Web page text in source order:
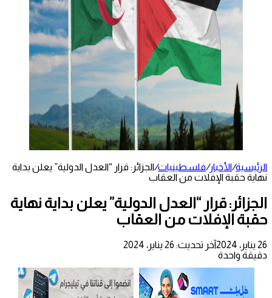
الرئيسية/الأخبار/فلسطينيات/الجزائر: قرار “العدل الدولية” يعلن بداية
نهاية حقبة الإفلات من العقاب
الجزائر: قرار “العدل الدولية” يعلن بداية نهاية
حقبة الإفلات من العقاب
26 يناير، 2024
آخر تحديث: 26 يناير، 2024
دقيقة واحدة